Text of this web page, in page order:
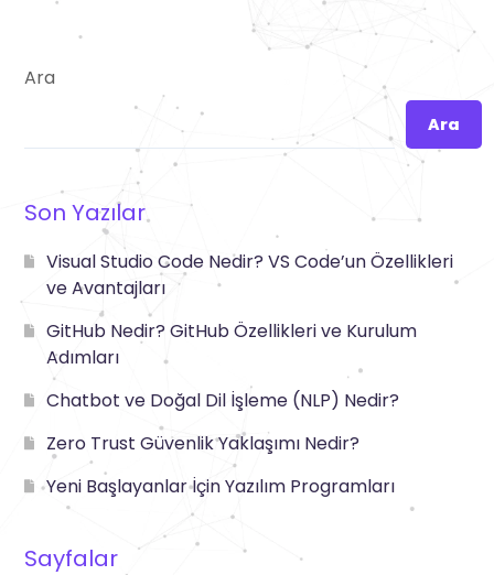
Ara
Ara
Son Yazılar
Visual Studio Code Nedir? VS Code’un Özellikleri
ve Avantajları
GitHub Nedir? GitHub Özellikleri ve Kurulum
Adımları
Chatbot ve Doğal Dil İşleme (NLP) Nedir?
Zero Trust Güvenlik Yaklaşımı Nedir?
Yeni Başlayanlar İçin Yazılım Programları
Sayfalar